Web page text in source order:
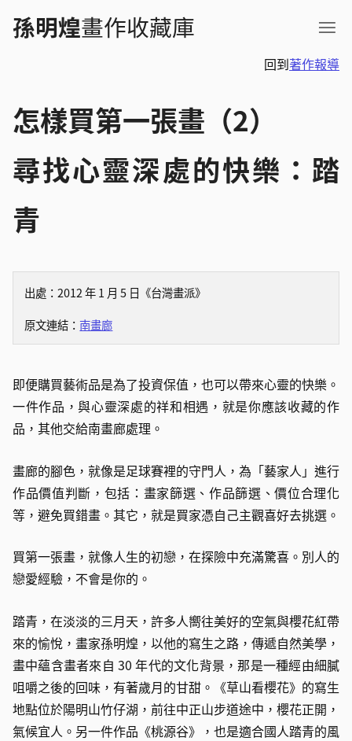
孫明煌畫作收藏庫
主題瀏覽
最新建檔
回到著作報導
怎樣買第一張畫（2）
尋找心靈深處的快樂：踏
青
出處：2012 年 1 月 5 日《台灣畫派》
原文連結：南畫廊
即便購買藝術品是為了投資保值，也可以帶來心靈的快樂。
一件作品，與心靈深處的祥和相遇，就是你應該收藏的作
品，其他交給南畫廊處理。
畫廊的腳色，就像是足球賽裡的守門人，為「藝家人」進行
作品價值判斷，包括：畫家篩選、作品篩選、價位合理化
等，避免買錯畫。其它，就是買家憑自己主觀喜好去挑選。
買第一張畫，就像人生的初戀，在探險中充滿驚喜。別人的
戀愛經驗，不會是你的。
踏青，在淡淡的三月天，許多人嚮往美好的空氣與櫻花紅帶
來的愉悅，畫家孫明煌，以他的寫生之路，傳遞自然美學，
畫中蘊含畫者來自 30 年代的文化背景，那是一種經由細膩
咀嚼之後的回味，有著歲月的甘甜。《草山看櫻花》的寫生
地點位於陽明山竹仔湖，前往中正山步道途中，櫻花正開，
氣候宜人。另一件作品《桃源谷》，也是適合國人踏青的風